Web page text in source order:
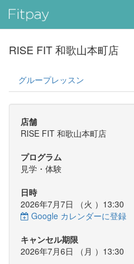
RISE FIT 和歌山本町店
グループレッスン
店舗
RISE FIT 和歌山本町店
プログラム
見学・体験
日時
2026年7月7日 （火 ）13:30
Google カレンダーに登録
キャンセル期限
2026年7月6日 （ 月 ）13:30